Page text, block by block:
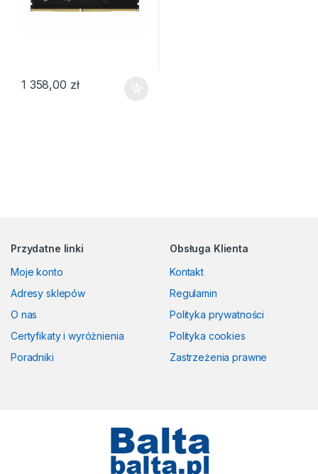
1 358,00 zł
Przydatne linki
Moje konto
Adresy sklepów
O nas
Certyfikaty i wyróżnienia
Poradniki
Obsługa Klienta
Kontakt
Regulamin
Polityka prywatności
Polityka cookies
Zastrzeżenia prawne